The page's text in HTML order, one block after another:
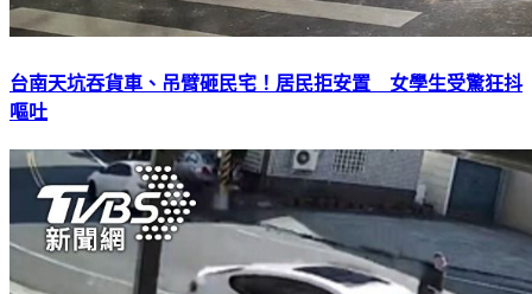
台南天坑吞貨車、吊臂砸民宅！居民拒安置 女學生受驚狂抖
嘔吐